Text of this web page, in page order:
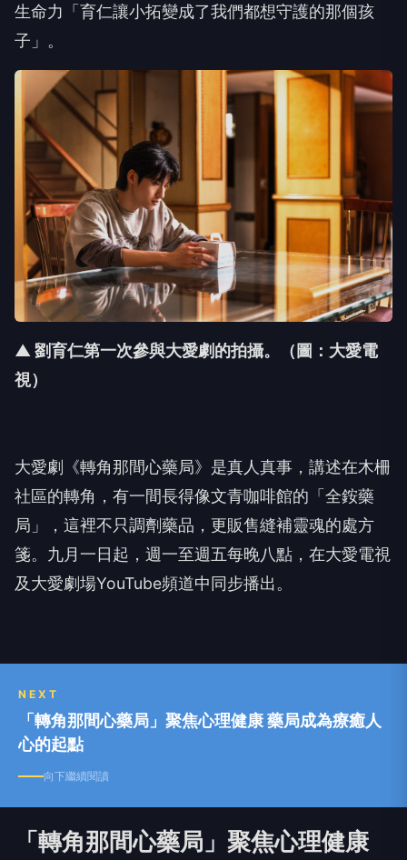
子」。
▲ 劉育仁第一次參與大愛劇的拍攝。（圖：大愛電
視）
社區的轉角，有一間長得像文青咖啡館的「全銨藥
局」，這裡不只調劑藥品，更販售縫補靈魂的處方
箋。九月一日起，週一至週五每晚八點，在大愛電視
及大愛劇場YouTube頻道中同步播出。
NEXT
「轉角那間心藥局」聚焦心理健康 藥局成為療癒人
心的起點
向下繼續閱讀
「轉角那間心藥局」聚焦心理健康
藥局成為療癒人心的起點